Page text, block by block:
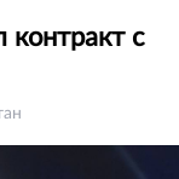
контракт с